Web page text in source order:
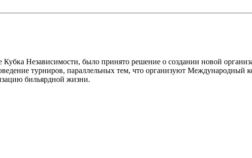
Кубка Независимости, было принято решение о создании новой
турниров, параллельных тем, что организуют
бильярдной жизни.